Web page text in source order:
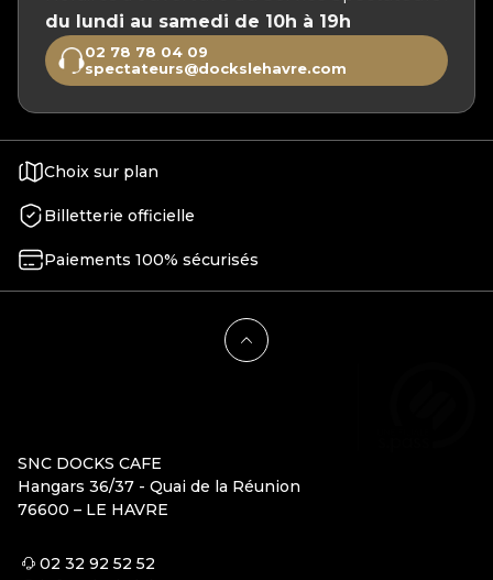
du lundi au samedi de 10h à 19h
02 78 78 04 09
spectateurs@dockslehavre.com
Choix sur plan
Billetterie officielle
Paiements 100% sécurisés
SNC DOCKS CAFE
Hangars 36/37 - Quai de la Réunion
76600 – LE HAVRE
02 32 92 52 52